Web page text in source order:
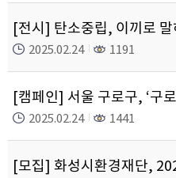
[전시] 탄소중립, 이끼로
2025.02.24 1191
2025.02.24 1441